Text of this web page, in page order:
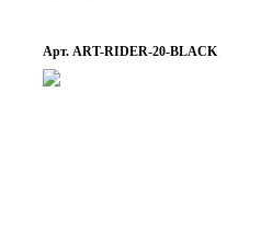
Арт. ART-RIDER-20-BLACK